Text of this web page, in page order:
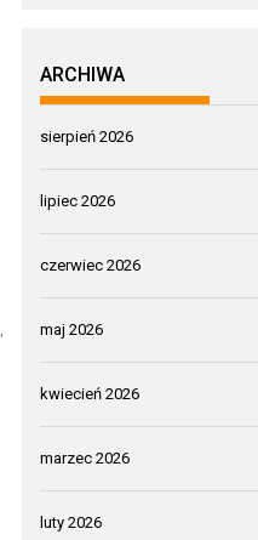
ARCHIWA
sierpień 2026
lipiec 2026
czerwiec 2026
maj 2026
kwiecień 2026
marzec 2026
luty 2026